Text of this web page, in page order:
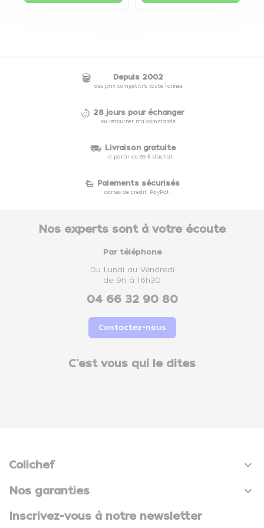
Depuis 2002
des prix compétitifs toute l'année
28 jours pour échanger
ou retourner ma commande
Livraison gratuite
à partir de 69 € d'achat
Paiements sécurisés
cartes de crédit, PayPal...
Nos experts sont à votre écoute
Par téléphone
Du Lundi au Vendredi
de 9h à 16h30
04 66 32 90 80
Contactez-nous
C'est vous qui le dites
Colichef 
Nos garanties 
Inscrivez-vous à notre newsletter